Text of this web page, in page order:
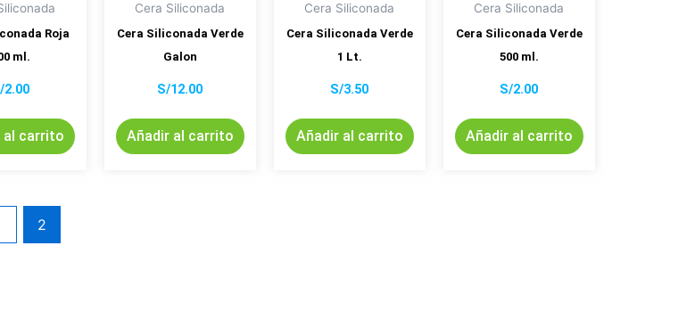
Roja
ml.
2.00
al carrito
Cera Siliconada
Cera Siliconada Verde
Galon
S/12.00
Añadir al carrito
Cera Siliconada
Cera Siliconada Verde
1 Lt.
S/3.50
Añadir al carrito
Cera Siliconada
Cera Siliconada Verde
500 ml.
S/2.00
Añadir al carrito
2